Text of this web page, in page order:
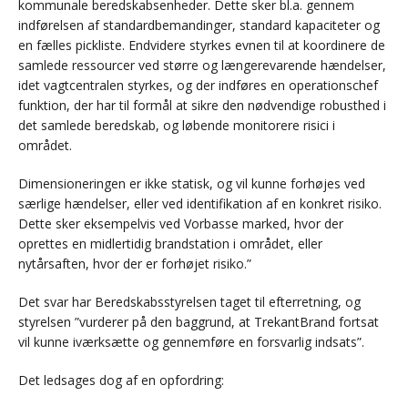
kommunale beredskabsenheder. Dette sker bl.a. gennem
indførelsen af standardbemandinger, standard kapaciteter og
en fælles pickliste. Endvidere styrkes evnen til at koordinere de
samlede ressourcer ved større og længerevarende hændelser,
idet vagtcentralen styrkes, og der indføres en operationschef
funktion, der har til formål at sikre den nødvendige robusthed i
det samlede beredskab, og løbende monitorere risici i
området.
Dimensioneringen er ikke statisk, og vil kunne forhøjes ved
særlige hændelser, eller ved identifikation af en konkret risiko.
Dette sker eksempelvis ved Vorbasse marked, hvor der
oprettes en midlertidig brandstation i området, eller
nytårsaften, hvor der er forhøjet risiko.”
Det svar har Beredskabsstyrelsen taget til efterretning, og
styrelsen ”vurderer på den baggrund, at TrekantBrand fortsat
vil kunne iværksætte og gennemføre en forsvarlig indsats”.
Det ledsages dog af en opfordring: